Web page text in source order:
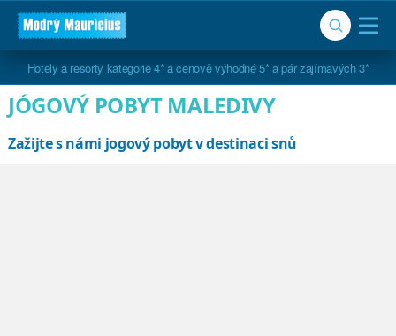
Hotely a resorty kategorie 4* a cenově výhodné 5* a pár zajímavých 3*
JÓGOVÝ POBYT MALEDIVY
Zažijte s námi jogový pobyt v destinaci snů